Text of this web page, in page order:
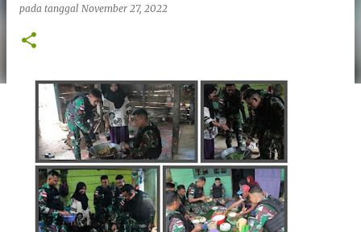
pada tanggal November 27, 2022